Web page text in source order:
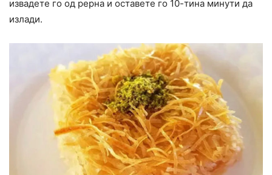
извадете го од рерна и оставете го 10-тина минути да
излади.